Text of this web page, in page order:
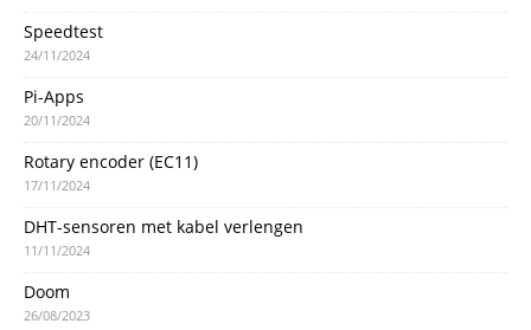
Speedtest
24/11/2024
Pi-Apps
20/11/2024
Rotary encoder (EC11)
17/11/2024
DHT-sensoren met kabel verlengen
11/11/2024
Doom
26/08/2023